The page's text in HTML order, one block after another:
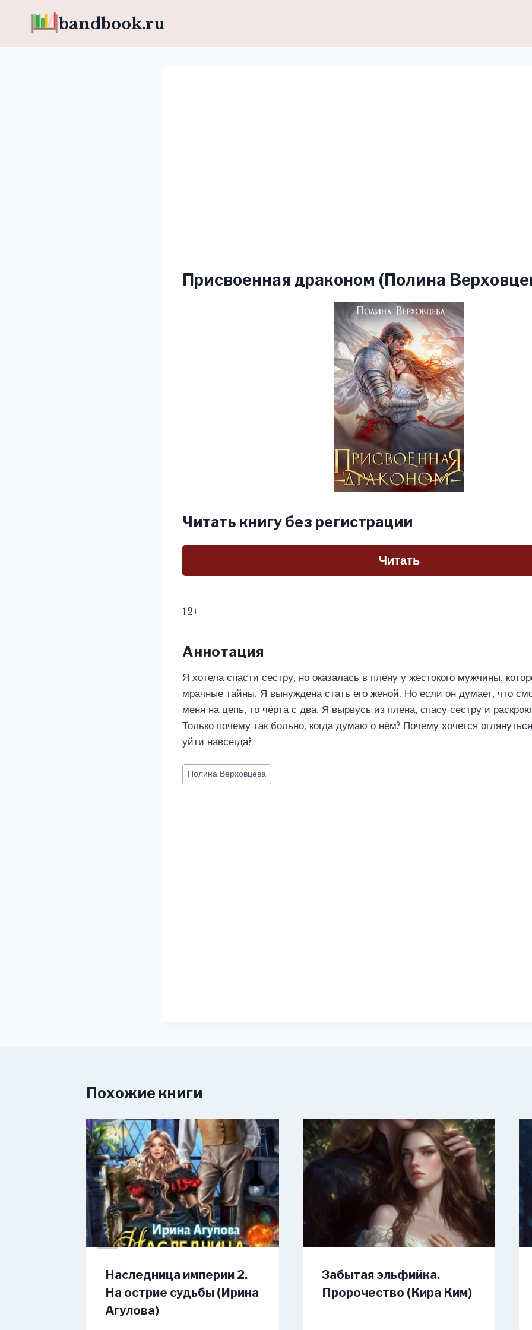
bandbook.ru
Присвоенная драконом (Полина
Читать книгу без регистрации
Читать
12+
Аннотация
Я хотела спасти сестру, но оказалась в плену у жестокого мужчины,
мрачные тайны. Я вынуждена стать его женой. Но если он думает, что
меня на цепь, то чёрта с два. Я вырвусь из плена, спасу сестру и
Только почему так больно, когда думаю о нём? Почему хочется
уйти навсегда?
Метки
записи:
Полина Верховцева
Похожие книги
Наследница империи 2.
На острие судьбы (Ирина
Агулова)
Забытая эльфийка.
Пророчество (Кира Ким)